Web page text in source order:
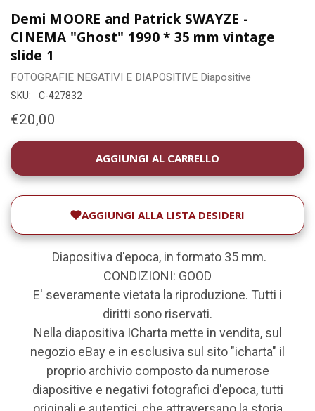
Demi MOORE and Patrick SWAYZE -
CINEMA "Ghost" 1990 * 35 mm vintage
slide 1
FOTOGRAFIE NEGATIVI E DIAPOSITIVE Diapositive
SKU: C-427832
€20,00
DISPONIBILITÀ
ATTUALE:
AGGIUNGI ALLA LISTA DESIDERI
Diapositiva d'epoca, in formato 35 mm.
CONDIZIONI: GOOD
E' severamente vietata la riproduzione. Tutti i
diritti sono riservati.
Nella diapositiva ICharta mette in vendita, sul
negozio eBay e in esclusiva sul sito "icharta" il
proprio archivio composto da numerose
diapositive e negativi fotografici d'epoca, tutti